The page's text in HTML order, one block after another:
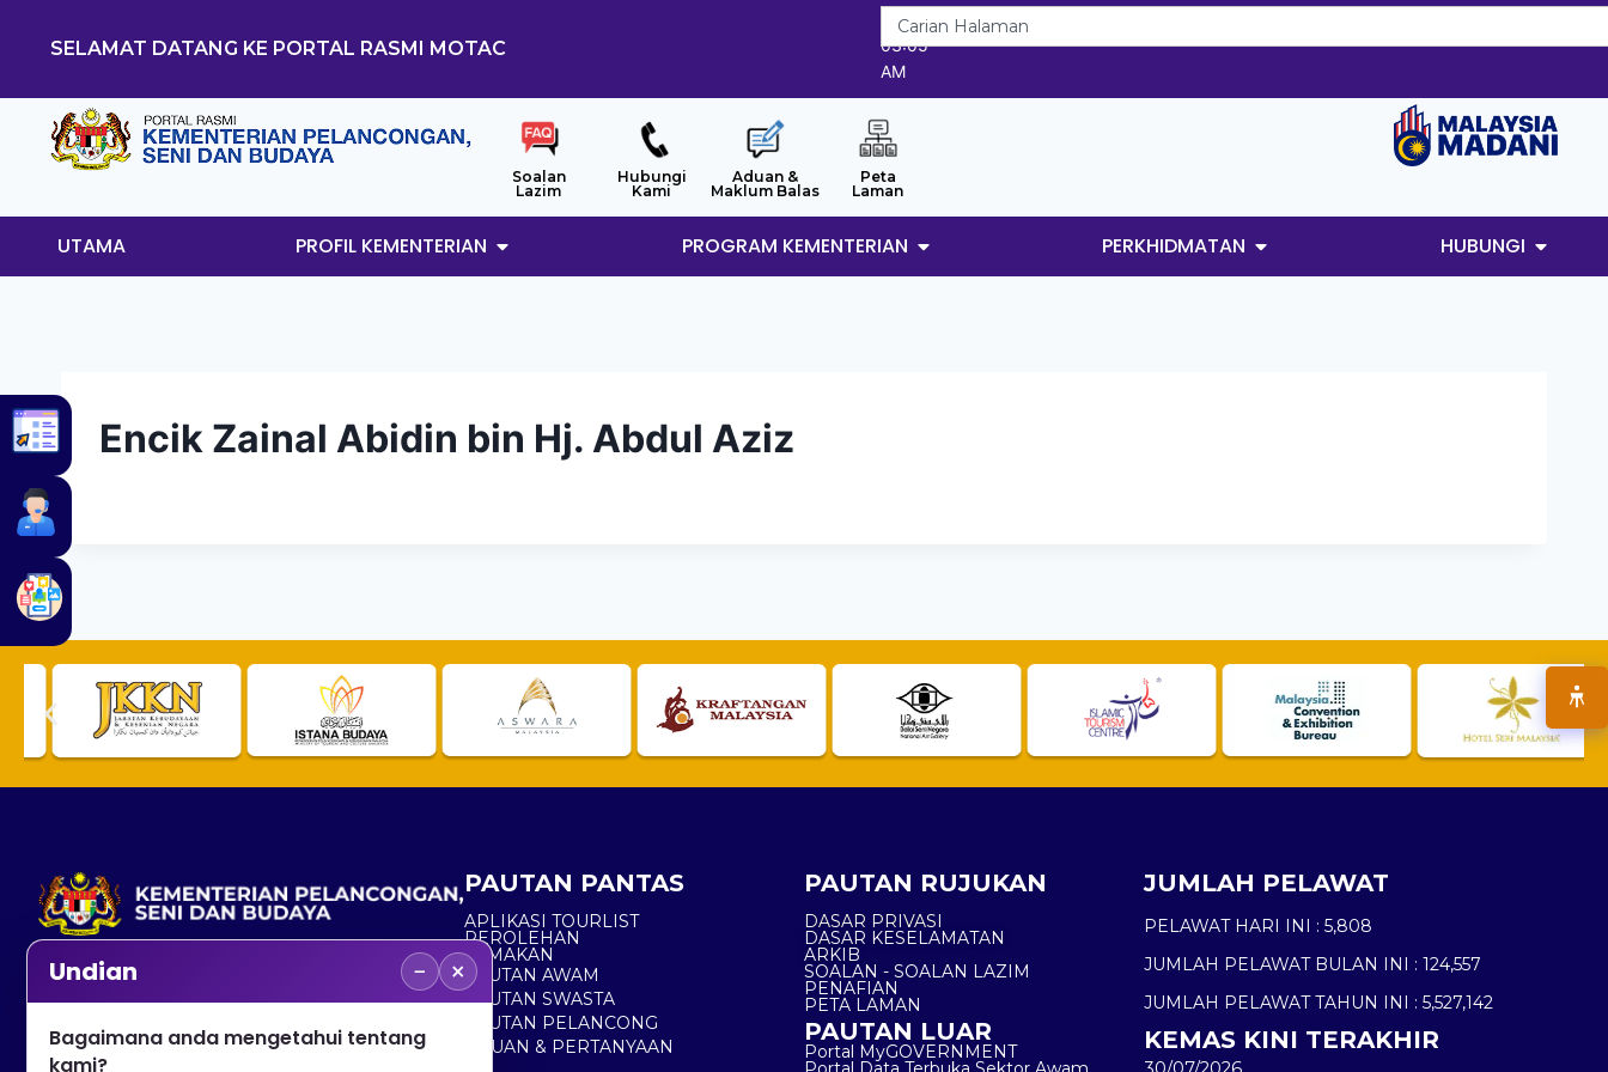
SELAMAT DATANG KE PORTAL RASMI MOTAC
8/8/2026
03:05
AM
Soalan
Lazim
Hubungi
Kami
Aduan &
Maklum Balas
Peta
Laman
UTAMA PROFIL KEMENTERIAN PROGRAM KEMENTERIAN PERKHIDMATAN HUBUNGI
Encik Zainal Abidin bin Hj. Abdul Aziz
No. 2, Menara 1, Jalan P5/6, Presint 5,
+603 8000 8000
PAUTAN PANTAS
APLIKASI TOURLIST
PEROLEHAN
SEMAKAN
PAUTAN AWAM
PAUTAN SWASTA
PAUTAN PELANCONG
ADUAN & PERTANYAAN
PAUTAN RUJUKAN
DASAR PRIVASI
DASAR KESELAMATAN
ARKIB
SOALAN - SOALAN LAZIM
PENAFIAN
PETA LAMAN
PAUTAN LUAR
Portal MyGOVERNMENT
JUMLAH PELAWAT
PELAWAT HARI INI : 5,808
JUMLAH PELAWAT BULAN INI : 124,557
JUMLAH PELAWAT TAHUN INI : 5,527,142
KEMAS KINI TERAKHIR
Undian − ×
Bagaimana anda mengetahui tentang
kami?